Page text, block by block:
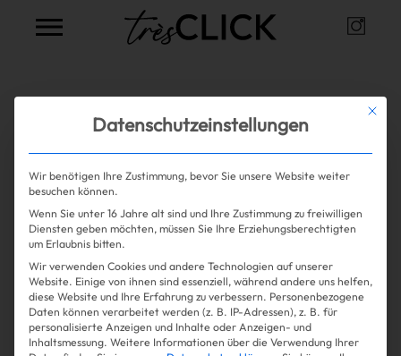
Shopping
Gossip
Experience
Alle Artikel zum Thema
Schlagjeans
Mehr lesen
Mit
Datenschutzeinstellungen
Wir benötigen Ihre Zustimmung, bevor Sie unsere Website weiter
besuchen können.
Wenn Sie unter 16 Jahre alt sind und Ihre Zustimmung zu freiwilligen
Diensten geben möchten, müssen Sie Ihre Erziehungsberechtigten
um Erlaubnis bitten.
Wir verwenden Cookies und andere Technologien auf unserer
Website. Einige von ihnen sind essenziell, während andere uns helfen,
diese Website und Ihre Erfahrung zu verbessern. Personenbezogene
Daten können verarbeitet werden (z. B. IP-Adressen), z. B. für
personalisierte Anzeigen und Inhalte oder Anzeigen- und
Inhaltsmessung. Weitere Informationen über die Verwendung Ihrer